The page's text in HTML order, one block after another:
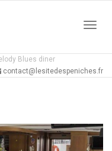
Blues diner
contact@lesitedespeniches.fr